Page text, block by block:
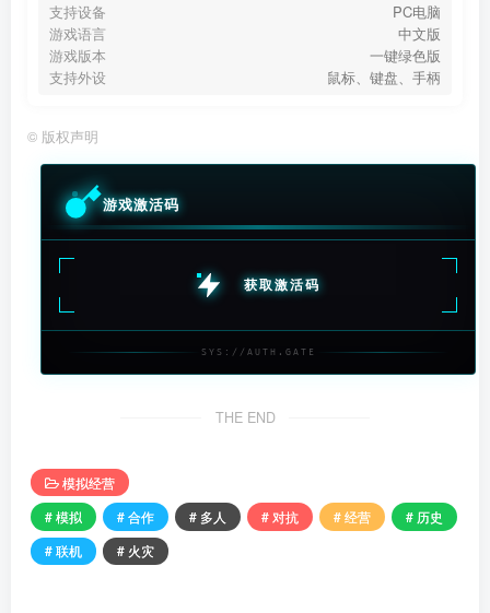
支持设备
PC电脑
游戏语言
中文版
游戏版本
一键绿色版
支持外设
鼠标、键盘、手柄
© 版权声明
游戏激活码
获取激活码
SYS://AUTH.GATE
THE END
模拟经营
# 模拟
# 合作 # 多人 # 对抗 # 经营
# 历史
# 联机
# 火灾